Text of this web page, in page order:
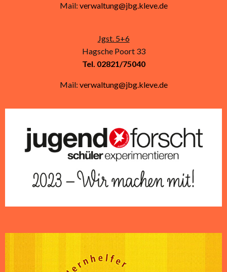
Mail: verwaltung@jbg.kleve.de
Jgst. 5+6
Hagsche Poort 33
Tel. 02821/75040
Mail: verwaltung@jbg.kleve.de